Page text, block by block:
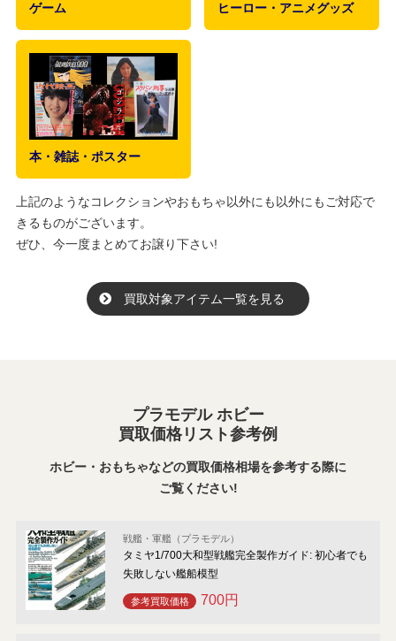
ゲーム ヒーロー・アニメグッズ
本・雑誌・ポスター
上記のようなコレクションやおもちゃ以外にも以外にもご対応で
きるものがございます。
ぜひ、今一度まとめてお譲り下さい!
買取対象アイテム一覧を見る
プラモデル ホビー
買取価格リスト参考例
ホビー・おもちゃなどの買取価格相場を参考する際に
ご覧ください!
戦艦・軍艦（プラモデル）
タミヤ1/700大和型戦艦完全製作ガイド: 初心者でも
失敗しない艦船模型
参考買取価格 700円